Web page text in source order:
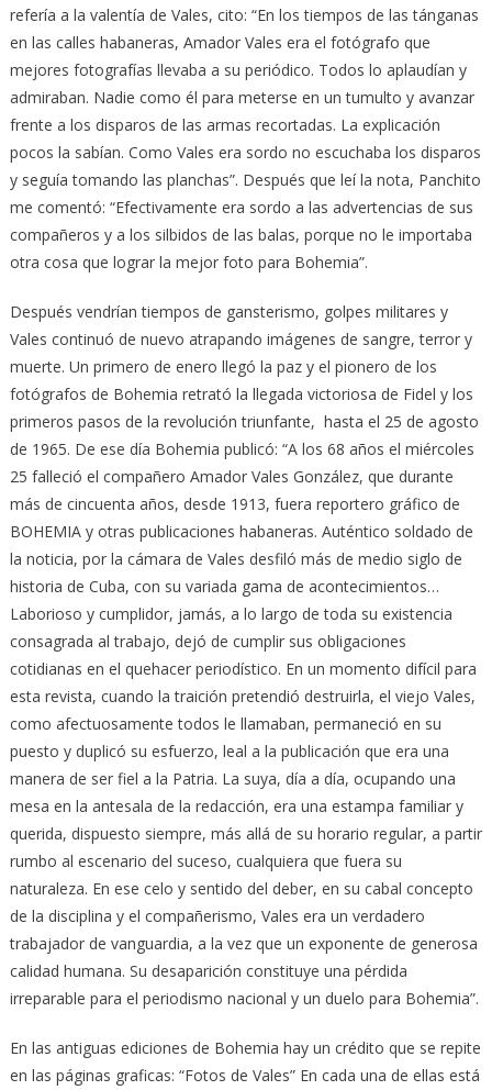
refería a la valentía de Vales, cito: “En los tiempos de las tánganas
en las calles habaneras, Amador Vales era el fotógrafo que
mejores fotografías llevaba a su periódico. Todos lo aplaudían y
admiraban. Nadie como él para meterse en un tumulto y avanzar
frente a los disparos de las armas recortadas. La explicación
pocos la sabían. Como Vales era sordo no escuchaba los disparos
y seguía tomando las planchas”. Después que leí la nota, Panchito
me comentó: “Efectivamente era sordo a las advertencias de sus
compañeros y a los silbidos de las balas, porque no le importaba
otra cosa que lograr la mejor foto para Bohemia”.
Después vendrían tiempos de gansterismo, golpes militares y
Vales continuó de nuevo atrapando imágenes de sangre, terror y
muerte. Un primero de enero llegó la paz y el pionero de los
fotógrafos de Bohemia retrató la llegada victoriosa de Fidel y los
primeros pasos de la revolución triunfante, hasta el 25 de agosto
de 1965. De ese día Bohemia publicó: “A los 68 años el miércoles
25 falleció el compañero Amador Vales González, que durante
más de cincuenta años, desde 1913, fuera reportero gráfico de
BOHEMIA y otras publicaciones habaneras. Auténtico soldado de
la noticia, por la cámara de Vales desfiló más de medio siglo de
historia de Cuba, con su variada gama de acontecimientos…
Laborioso y cumplidor, jamás, a lo largo de toda su existencia
consagrada al trabajo, dejó de cumplir sus obligaciones
cotidianas en el quehacer periodístico. En un momento difícil para
esta revista, cuando la traición pretendió destruirla, el viejo Vales,
como afectuosamente todos le llamaban, permaneció en su
puesto y duplicó su esfuerzo, leal a la publicación que era una
manera de ser fiel a la Patria. La suya, día a día, ocupando una
mesa en la antesala de la redacción, era una estampa familiar y
querida, dispuesto siempre, más allá de su horario regular, a partir
rumbo al escenario del suceso, cualquiera que fuera su
naturaleza. En ese celo y sentido del deber, en su cabal concepto
de la disciplina y el compañerismo, Vales era un verdadero
trabajador de vanguardia, a la vez que un exponente de generosa
calidad humana. Su desaparición constituye una pérdida
irreparable para el periodismo nacional y un duelo para Bohemia”.
En las antiguas ediciones de Bohemia hay un crédito que se repite
en las páginas graficas: “Fotos de Vales” En cada una de ellas está